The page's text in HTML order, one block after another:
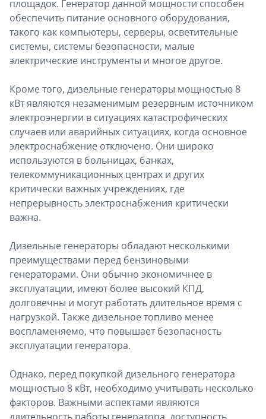
площадок. Генератор данной мощности способен
обеспечить питание основного оборудования,
такого как компьютеры, серверы, осветительные
системы, системы безопасности, малые
электрические инструменты и многое другое.
Кроме того, дизельные генераторы мощностью 8
кВт являются незаменимым резервным источником
электроэнергии в ситуациях катастрофических
случаев или аварийных ситуациях, когда основное
электроснабжение отключено. Они широко
используются в больницах, банках,
телекоммуникационных центрах и других
критически важных учреждениях, где
непрерывность электроснабжения критически
важна.
Дизельные генераторы обладают несколькими
преимуществами перед бензиновыми
генераторами. Они обычно экономичнее в
эксплуатации, имеют более высокий КПД,
долговечны и могут работать длительное время с
нагрузкой. Также дизельное топливо менее
воспламеняемо, что повышает безопасность
эксплуатации генератора.
Однако, перед покупкой дизельного генератора
мощностью 8 кВт, необходимо учитывать несколько
факторов. Важными аспектами являются